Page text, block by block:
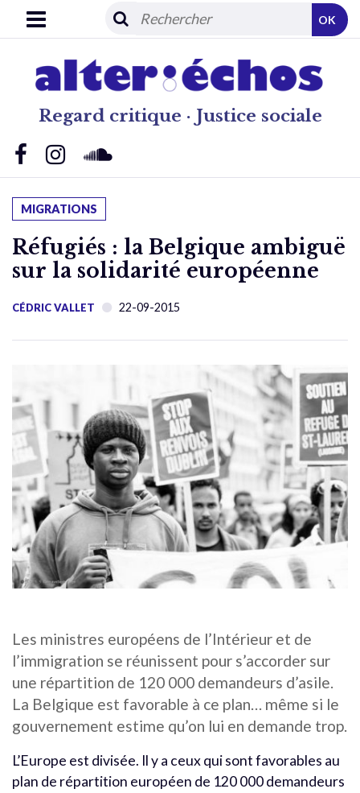
Regard critique · Justice sociale
OK
MIGRATIONS
Réfugiés : la Belgique ambiguë
sur la solidarité européenne
CÉDRIC VALLET 22-09-2015
Les ministres européens de l’Intérieur et de
l’immigration se réunissent pour s’accorder sur
une répartition de 120 000 demandeurs d’asile.
La Belgique est favorable à ce plan… même si le
gouvernement estime qu’on lui en demande trop.
L’Europe est divisée. Il y a ceux qui sont favorables au
plan de répartition européen de 120 000 demandeurs